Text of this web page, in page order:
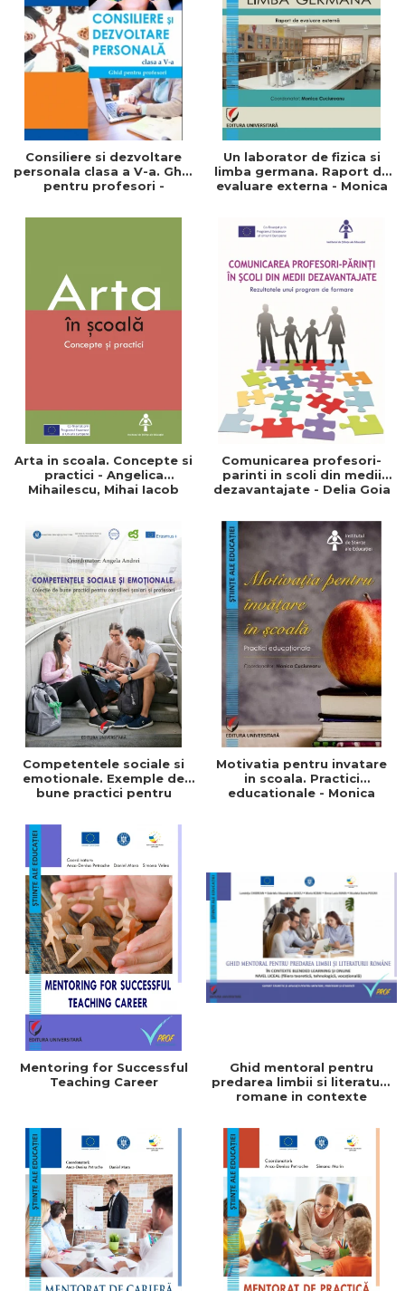
ADMINISTRATIVE
ȘTIINȚE ECONOMICE
ȘTIINȚE EXACTE
EDUCAȚIE FIZICĂ ȘI SPORT
PREUNIVERSITARIA
TIMP LIBER
ÎN CURS DE APARIȚIE
NOUTĂȚI
Cum Cumpăr
Livrare
Politica de Retur
Formular de Retur
Distribuitori
Consiliere si dezvoltare
personala clasa a V-a. Ghid
pentru profesori -
Un laborator de fizica si
limba germana. Raport de
evaluare externa - Monica
Arta in scoala. Concepte si
practici - Angelica
Mihailescu, Mihai Iacob
Comunicarea profesori-
parinti in scoli din medii
dezavantajate - Delia Goia
Competentele sociale si
emotionale. Exemple de
bune practici pentru
Motivatia pentru invatare
in scoala. Practici
educationale - Monica
Mentoring for Successful
Teaching Career
Ghid mentoral pentru
predarea limbii si literaturii
romane in contexte
Nivel liceal (filiera
teoretica, tehnologica,
vocationala)